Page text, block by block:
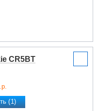
CR5BT
(1)